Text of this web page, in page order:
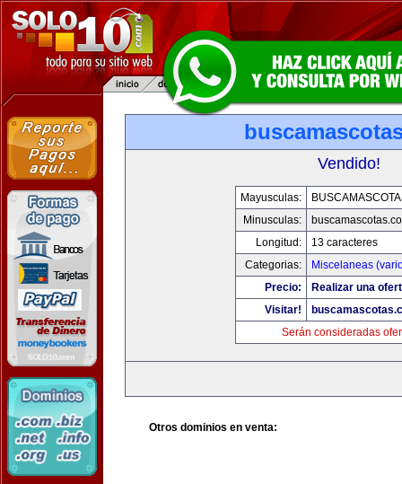
Vendido!
Mayusculas:
Minusculas:
Longitud:
13 caracteres
Categorias:
Miscelaneas
Precio:
Realizar una
Visitar!
Serán consideradas
Otros dominios en venta: